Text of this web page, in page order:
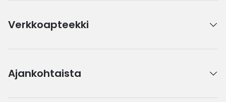
Verkkoapteekki
Ajankohtaista